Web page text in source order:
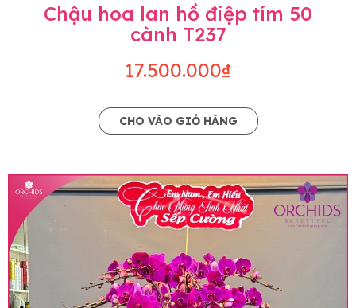
Chậu hoa lan hồ điệp tím 50
cành T237
17.500.000₫
CHO VÀO GIỎ HÀNG